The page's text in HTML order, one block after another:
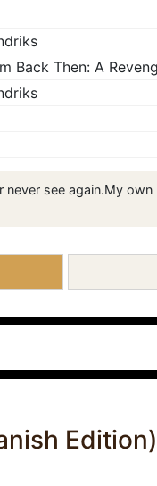
Back Then: A
see again.My
Edition)